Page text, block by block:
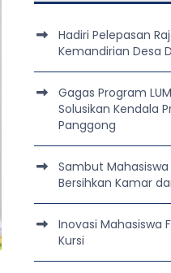
Hadiri Pelepasan
Kemandirian Desa
Gagas Program
Solusikan Kendala
Panggong
Sambut Mahasiswa
Bersihkan Kamar
Inovasi Mahasiswa
Kursi